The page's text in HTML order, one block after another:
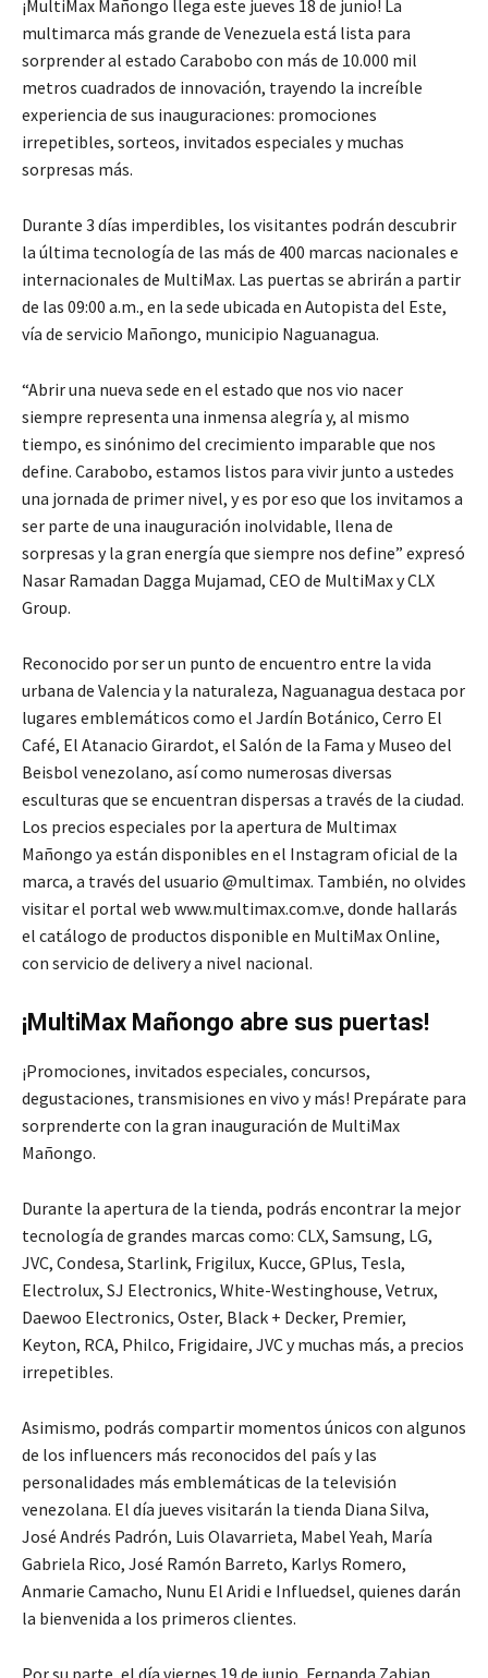
¡MultiMax Mañongo llega este jueves 18 de junio! La
multimarca más grande de Venezuela está lista para
sorprender al estado Carabobo con más de 10.000 mil
metros cuadrados de innovación, trayendo la increíble
experiencia de sus inauguraciones: promociones
irrepetibles, sorteos, invitados especiales y muchas
sorpresas más.
Durante 3 días imperdibles, los visitantes podrán descubrir
la última tecnología de las más de 400 marcas nacionales e
internacionales de MultiMax. Las puertas se abrirán a partir
de las 09:00 a.m., en la sede ubicada en Autopista del Este,
vía de servicio Mañongo, municipio Naguanagua.
“Abrir una nueva sede en el estado que nos vio nacer
siempre representa una inmensa alegría y, al mismo
tiempo, es sinónimo del crecimiento imparable que nos
define. Carabobo, estamos listos para vivir junto a ustedes
una jornada de primer nivel, y es por eso que los invitamos a
ser parte de una inauguración inolvidable, llena de
sorpresas y la gran energía que siempre nos define” expresó
Nasar Ramadan Dagga Mujamad, CEO de MultiMax y CLX
Group.
Reconocido por ser un punto de encuentro entre la vida
urbana de Valencia y la naturaleza, Naguanagua destaca por
lugares emblemáticos como el Jardín Botánico, Cerro El
Café, El Atanacio Girardot, el Salón de la Fama y Museo del
Beisbol venezolano, así como numerosas diversas
esculturas que se encuentran dispersas a través de la ciudad.
Los precios especiales por la apertura de Multimax
Mañongo ya están disponibles en el Instagram oficial de la
marca, a través del usuario @multimax. También, no olvides
visitar el portal web www.multimax.com.ve, donde hallarás
el catálogo de productos disponible en MultiMax Online,
con servicio de delivery a nivel nacional.
¡MultiMax Mañongo abre sus puertas!
¡Promociones, invitados especiales, concursos,
degustaciones, transmisiones en vivo y más! Prepárate para
sorprenderte con la gran inauguración de MultiMax
Mañongo.
Durante la apertura de la tienda, podrás encontrar la mejor
tecnología de grandes marcas como: CLX, Samsung, LG,
JVC, Condesa, Starlink, Frigilux, Kucce, GPlus, Tesla,
Electrolux, SJ Electronics, White-Westinghouse, Vetrux,
Daewoo Electronics, Oster, Black + Decker, Premier,
Keyton, RCA, Philco, Frigidaire, JVC y muchas más, a precios
irrepetibles.
Asimismo, podrás compartir momentos únicos con algunos
de los influencers más reconocidos del país y las
personalidades más emblemáticas de la televisión
venezolana. El día jueves visitarán la tienda Diana Silva,
José Andrés Padrón, Luis Olavarrieta, Mabel Yeah, María
Gabriela Rico, José Ramón Barreto, Karlys Romero,
Anmarie Camacho, Nunu El Aridi e Influedsel, quienes darán
la bienvenida a los primeros clientes.